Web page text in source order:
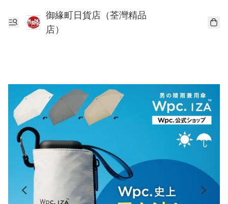
御緣町日貨店（荃灣精品
店）